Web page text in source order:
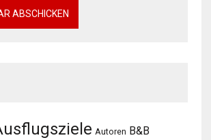
Autoren B&B